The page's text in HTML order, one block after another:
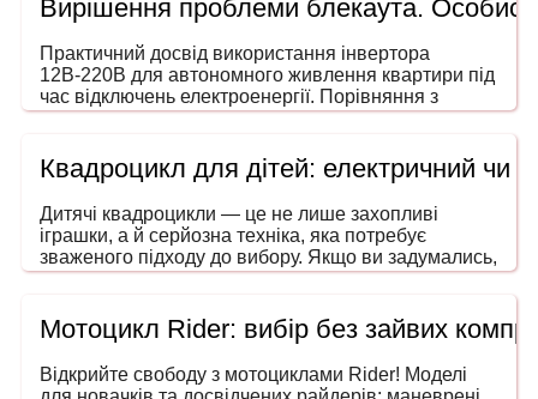
Вирішення проблеми блекаута.
Практичний досвід використання інвертора
12В-220В для автономного живлення квартири під
час відключень електроенергії. Порівняння з
генераторами, ДБЖ і power station. На що звертати
Квадроцикл для дітей: електричний чи
Дитячі квадроцикли — це не лише захопливі
іграшки, а й серйозна техніка, яка потребує
зваженого підходу до вибору. Якщо ви задумались,
як обрати квадроцикл для дитини, то ця інструкція
та в межах вашого бюджету. Адже йдеться не
просто про розвагу — мова про безпечний
транспорт, що розвиває координацію, увагу та
навички водіння ще змалечку.
Мотоцикл Rider: вибір без зайвих
Відкрийте свободу з мотоциклами Rider! Моделі